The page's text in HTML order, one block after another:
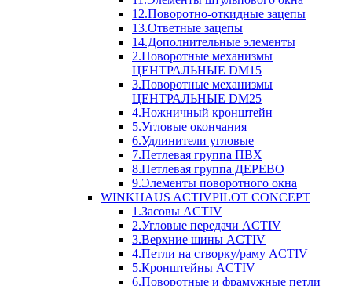
12.Поворотно-откидные зацепы
13.Ответные зацепы
14.Дополнительные элементы
2.Поворотные механизмы
ЦЕНТРАЛЬНЫЕ DM15
3.Поворотные механизмы
ЦЕНТРАЛЬНЫЕ DM25
4.Ножничный кронштейн
5.Угловые окончания
6.Удлинители угловые
7.Петлевая группа ПВХ
8.Петлевая группа ДЕРЕВО
9.Элементы поворотного окна
WINKHAUS ACTIVPILOT CONCEPT
1.Засовы ACTIV
2.Угловые передачи ACTIV
3.Верхние шины ACTIV
4.Петли на створку/раму ACTIV
5.Кронштейны ACTIV
6.Поворотные и фрамужные петли